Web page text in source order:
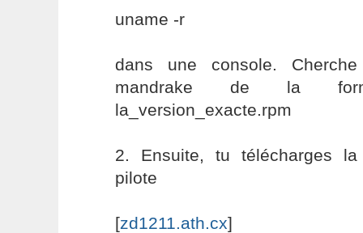
uname -r
dans une console.
mandrake de la
la_version_exacte.rpm
2. Ensuite, tu télécharges
pilote
[zd1211.ath.cx]